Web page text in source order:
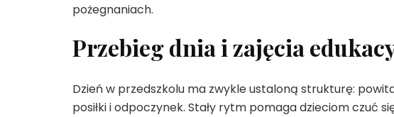
pożegnaniach.
Przebieg dnia i zajęcia
Dzień w przedszkolu ma zwykle ustaloną strukturę:
posiłki i odpoczynek. Stały rytm pomaga dzieciom czuć